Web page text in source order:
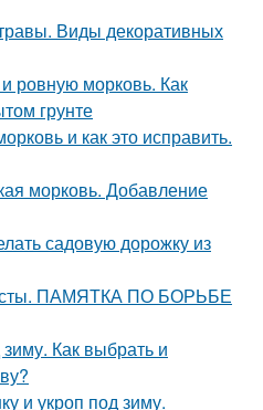
Виды декоративных
ровную морковь. Как
грунте
и как это исправить.
морковь. Добавление
садовую дорожку из
ПАМЯТКА ПО БОРЬБЕ
Как выбрать и
и укроп под зиму.